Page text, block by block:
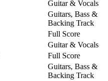
Guitar & Vocals
Guitars, Bass &
Backing Track
Full Score
Guitar & Vocals
Full Score
Guitars, Bass &
Backing Track